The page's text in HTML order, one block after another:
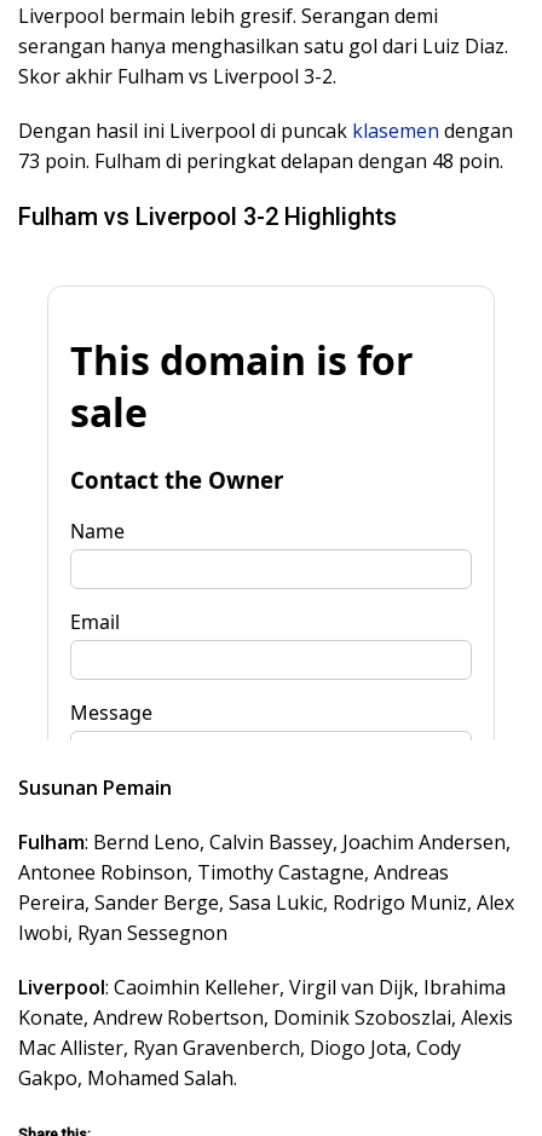
Liverpool bermain lebih gresif. Serangan demi
serangan hanya menghasilkan satu gol dari Luiz Diaz.
Skor akhir Fulham vs Liverpool 3-2.
Dengan hasil ini Liverpool di puncak klasemen dengan
73 poin. Fulham di peringkat delapan dengan 48 poin.
Fulham vs Liverpool 3-2 Highlights
Susunan Pemain
Fulham: Bernd Leno, Calvin Bassey, Joachim Andersen,
Antonee Robinson, Timothy Castagne, Andreas
Pereira, Sander Berge, Sasa Lukic, Rodrigo Muniz, Alex
Iwobi, Ryan Sessegnon
Liverpool: Caoimhin Kelleher, Virgil van Dijk, Ibrahima
Konate, Andrew Robertson, Dominik Szoboszlai, Alexis
Mac Allister, Ryan Gravenberch, Diogo Jota, Cody
Gakpo, Mohamed Salah.